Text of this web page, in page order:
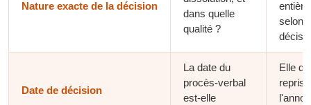
Nature exacte de la décision
dans quelle
qualité ?
selon
Date de décision
La date du
procès-verbal
est-elle
Elle